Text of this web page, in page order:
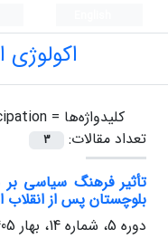
اکولوژی
کلیدواژه‌ها =
تعداد مقالات:
3
تأثیر فرهنگ سیاسی
بلوچستان پس از انقلاب
دوره 5، شماره 14، بهار 1405